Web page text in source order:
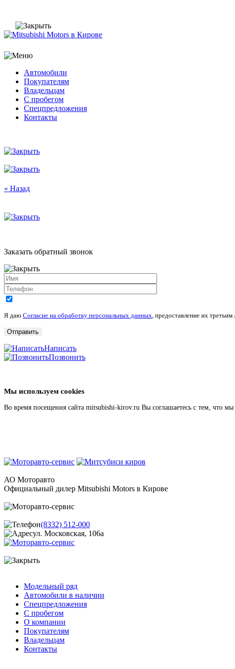
Автомобили
Покупателям
Владельцам
С пробегом
Спецпредложения
Контакты
« Назад
Заказать обратный звонок
Я даю Согласие на обработку персональных данных, предоставление их
Написать
Позвонить
Мы используем cookies
Во время посещения сайта mitsubishi-kirov.ru Вы соглашаетесь с тем, что
АО Моторавто
Официальный дилер Mitsubishi Motors в Кирове
(8332) 512-000
ул. Московская, 106а
Модельный ряд
Автомобили в наличии
Спецпредложения
С пробегом
О компании
Покупателям
Владельцам
Контакты